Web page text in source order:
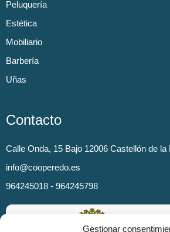
Gestionar
Peluquería
Estética
Mobiliario
Barbería
Uñas
Contacto
Calle Onda, 15 Bajo 12006 Castellón de la
info@cooperedo.es
964245018 - 964245798